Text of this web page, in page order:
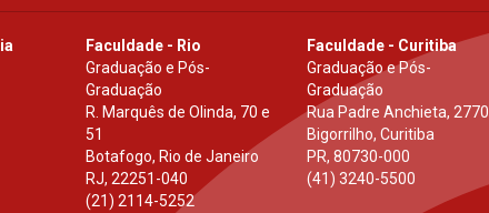
Faculdade - Rio
Graduação e Pós-
Graduação
R. Marquês de Olinda, 70 e
51
Botafogo, Rio de Janeiro
RJ,22251-040
(21) 2114-5252
Faculdade - Curitiba
Graduação e Pós-
Graduação
Rua Padre Anchieta, 2770
Bigorrilho, Curitiba
PR, 80730-000
(41) 3240-5500